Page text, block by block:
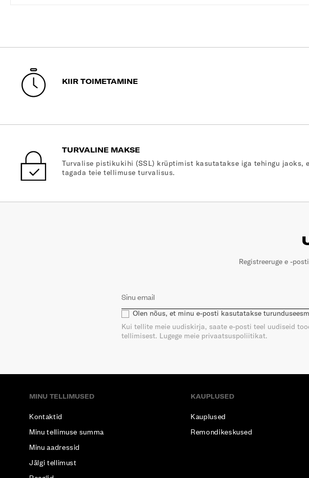
KIIR TOIMETAMINE
TURVALINE MAKSE
Turvalise pistikukihi (SSL) krüptimist kasutatakse iga tehingu jaoks,
tagada teie tellimuse turvalisus.
Registreeruge e -
Olen nõus, et minu e-posti kasutatakse
Kui tellite meie uudiskirja, saate e-posti teel uudiseid
tellimisest. Lugege meie privaatsuspoliitikat.
MINU TELLIMUSED
Kontaktid
Minu tellimuse summa
Minu aadressid
Jälgi tellimust
KAUPLUSED
Kauplused
Remondikeskused